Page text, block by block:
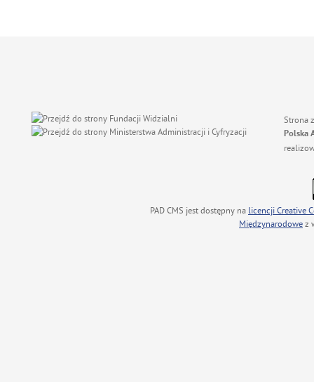
Strona
Polska
PAD CMS jest dostępny na licencji Creative
Międzynarodowe z